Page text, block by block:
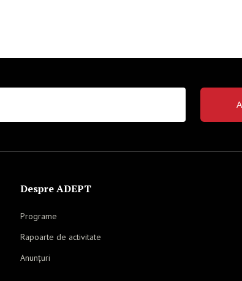
Despre ADEPT
Programe
Rapoarte de activitate
Anunțuri